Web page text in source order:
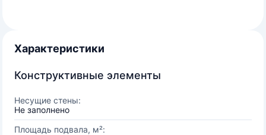
Характеристики
Конструктивные элементы
Несущие стены:
Не заполнено
Площадь подвала, м²: